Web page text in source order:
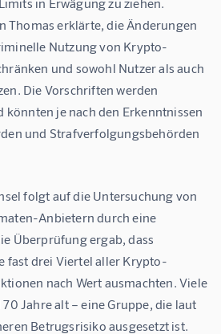
Thomas erklärte, die Änderungen
Nutzung von Krypto-
und sowohl Nutzer als auch
Die Vorschriften werden
je nach den Erkenntnissen
und Strafverfolgungsbehörden
folgt auf die Untersuchung von
Anbietern durch eine
Überprüfung ergab, dass
fast drei Viertel aller Krypto-
nach Wert ausmachten. Viele
Jahre alt – eine Gruppe, die laut
Betrugsrisiko ausgesetzt ist.